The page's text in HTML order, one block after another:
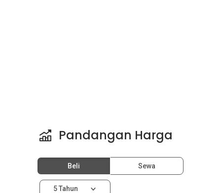
Pandangan Harga
Beli Sewa
5 Tahun